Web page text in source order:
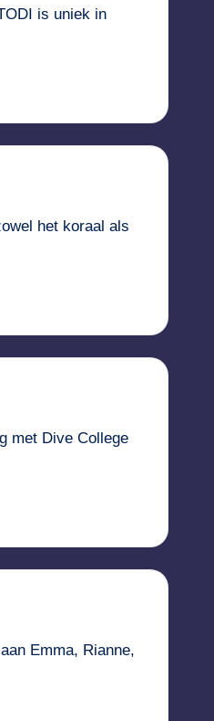
is uniek in
het koraal als
met Dive College
Emma, Rianne,